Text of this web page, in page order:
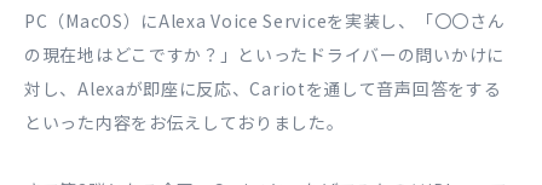
PC（MacOS）にAlexa Voice Serviceを実装し、「〇〇さん
の現在地はどこですか？」といったドライバーの問いかけに
対し、Alexaが即座に反応、Cariotを通して音声回答をする
といった内容をお伝えしておりました。